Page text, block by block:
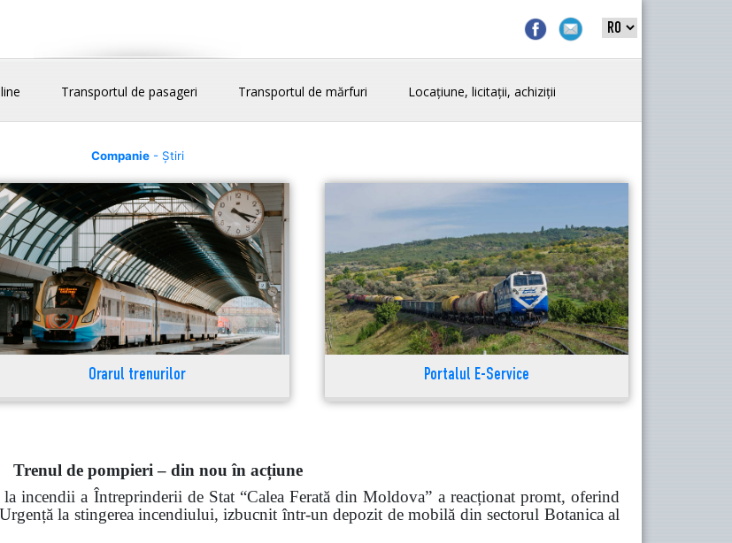
Transportul de pasageri Transportul de mărfuri Locațiune, licitații, achiziții
Companie- Știri
Orarul trenurilor Portalul E-Service
Trenul de pompieri – din nou în acțiune
incendii a Întreprinderii de Stat “Calea Ferată din Moldova” a reacționat promt, oferind
la stingerea incendiului, izbucnit într-un depozit de mobilă din sectorul Botanica al